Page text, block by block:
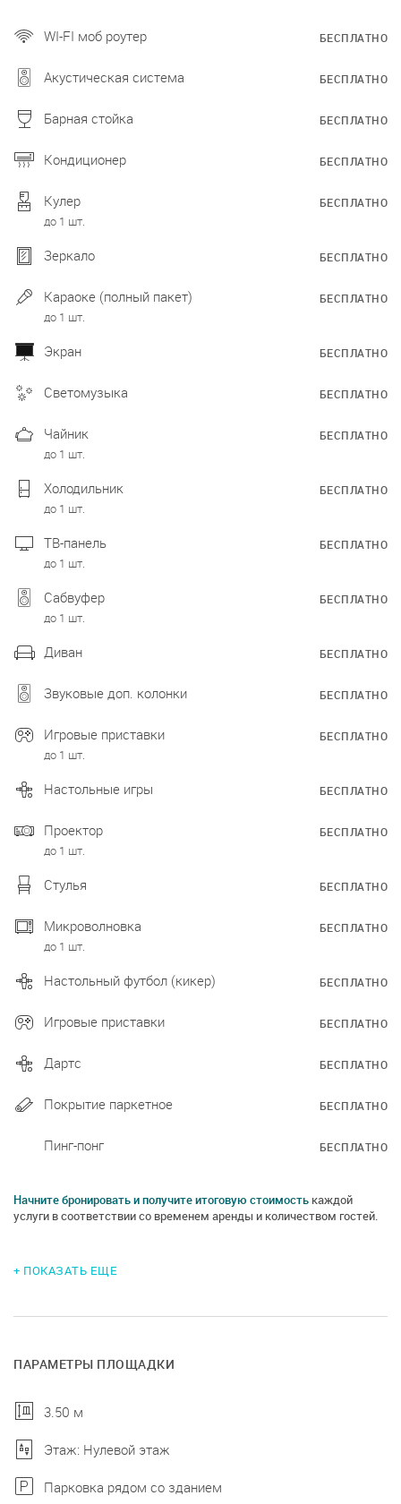
WI-FI моб роутер БЕСПЛАТНО
Акустическая система БЕСПЛАТНО
Барная стойка БЕСПЛАТНО
Кондиционер БЕСПЛАТНО
Кулер
до 1 шт.
БЕСПЛАТНО
Зеркало БЕСПЛАТНО
Караоке (полный пакет)
до 1 шт.
БЕСПЛАТНО
Экран БЕСПЛАТНО
Светомузыка БЕСПЛАТНО
Чайник
до 1 шт.
БЕСПЛАТНО
Холодильник
до 1 шт.
БЕСПЛАТНО
ТВ-панель
до 1 шт.
БЕСПЛАТНО
Сабвуфер
до 1 шт.
БЕСПЛАТНО
Диван БЕСПЛАТНО
Звуковые доп. колонки БЕСПЛАТНО
Игровые приставки
до 1 шт.
БЕСПЛАТНО
Настольные игры БЕСПЛАТНО
Проектор
до 1 шт.
БЕСПЛАТНО
Стулья БЕСПЛАТНО
Микроволновка
до 1 шт.
БЕСПЛАТНО
Настольный футбол (кикер) БЕСПЛАТНО
Игровые приставки БЕСПЛАТНО
Дартс БЕСПЛАТНО
Покрытие паркетное БЕСПЛАТНО
Пинг-понг БЕСПЛАТНО
Начните бронировать и получите итоговую стоимость каждой
услуги в соответствии со временем аренды и количеством гостей.
+ ПОКАЗАТЬ ЕЩЕ
ПАРАМЕТРЫ ПЛОЩАДКИ
3.50 м
Этаж: Нулевой этаж
Парковка рядом со зданием